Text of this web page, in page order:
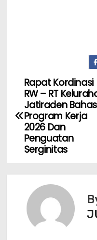
Rapat Kordinasi
RW – RT
Jatiraden Bahas
Program Kerja
2026 Dan
Penguatan
Serginitas